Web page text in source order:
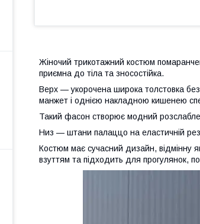
Жіночий трикотажний костюм
приємна до тіла та зносостійка.
Верх — укорочена широка толстовка
манжет і однією накладною кишенею
Такий фасон створює модний
Низ — штани палаццо на еластичній
Костюм має сучасний дизайн, відмінну
взуттям та підходить для прогулянок,